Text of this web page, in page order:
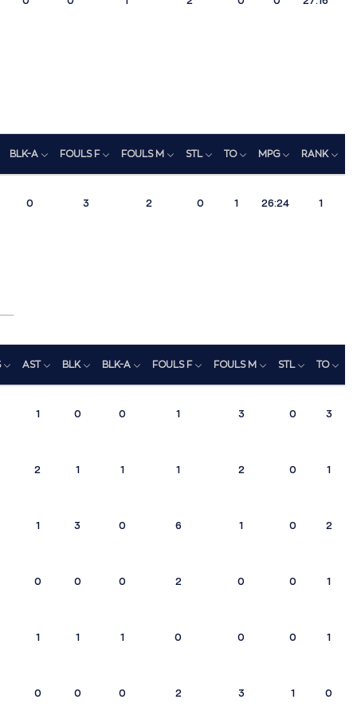
BLK-A FOULS F FOULS M STL TO MPG RANK
0 3 2 0 1 26:24 1
AST BLK BLK-A FOULS F FOULS M STL TO
1 0 0 1 3 0 3
2 1 1 1 2 0 1
1 3 0 6 1 0 2
0 0 0 2 0 0 1
1 1 1 0 0 0 1
0 0 0 2 3 1 0